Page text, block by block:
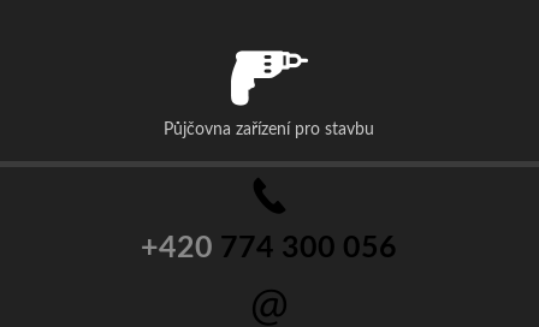
Půjčovna zařízení pro stavbu
+420 774 300 056